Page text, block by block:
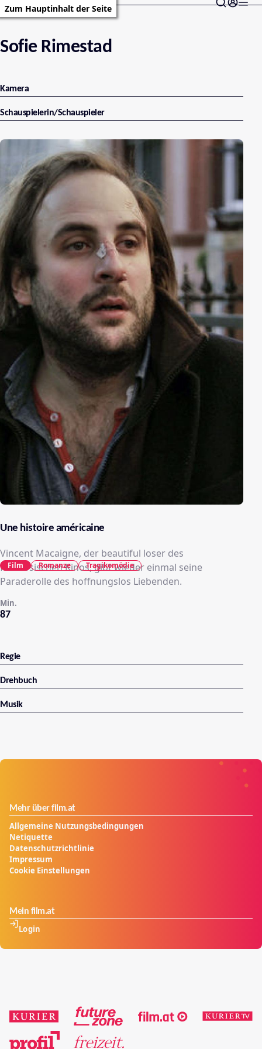
Zum Hauptinhalt der Seite
Sofie Rimestad
Kamera
Schauspielerin/Schauspieler
Une histoire américaine
Vincent Macaigne, der beautiful loser des
französischen Kinos, gibt wieder einmal seine
Paraderolle des hoffnungslos Liebenden.
87
Min.
Film Romanze Tragikomödie
Regie
Drehbuch
Musik
Mehr über film.at
Allgemeine Nutzungsbedingungen
Netiquette
Datenschutzrichtlinie
Impressum
Cookie Einstellungen
Mein film.at
Login